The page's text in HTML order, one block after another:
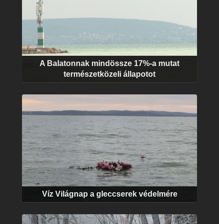
A Balatonnak mindössze 17%-a mutat
természetközeli állapotot
Víz Világnap a gleccserek védelmére